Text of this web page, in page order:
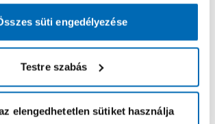
süti engedélyezése
Testre szabás
elengedhetetlen sütiket használja